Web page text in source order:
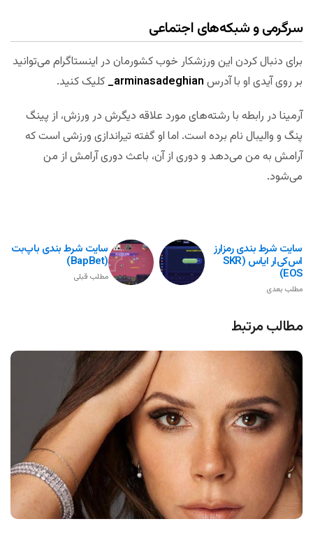
سرگرمی و شبکه‌های اجتماعی
برای دنبال کردن این ورزشکار خوب کشورمان در اینستاگرام می‌توانید
بر روی آیدی او با آدرس arminasadeghian_ کلیک کنید.
آرمینا در رابطه با رشته‌های مورد علاقه دیگرش در ورزش، از پینگ
پنگ و والیبال نام برده است. اما او گفته تیراندازی ورزشی است که
آرامش به من می‌دهد و دوری از آن، باعث دوری آرامش از من
می‌شود.
سایت شرط بندی باپ‌بت
(BapBet)
مطلب قبلی
سایت شرط بندی رمزارز
اس‌کی‌ار ایاس (SKR
EOS)
مطلب بعدی
مطالب مرتبط